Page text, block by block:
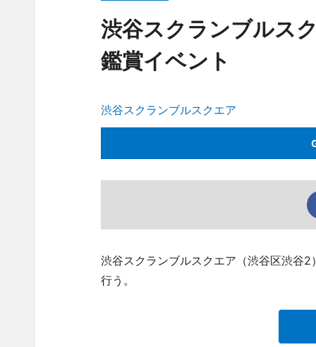
渋谷スクランブルス
鑑賞イベント
渋谷スクランブルスクエア
渋谷スクランブルスクエア（渋谷区渋谷
行う。